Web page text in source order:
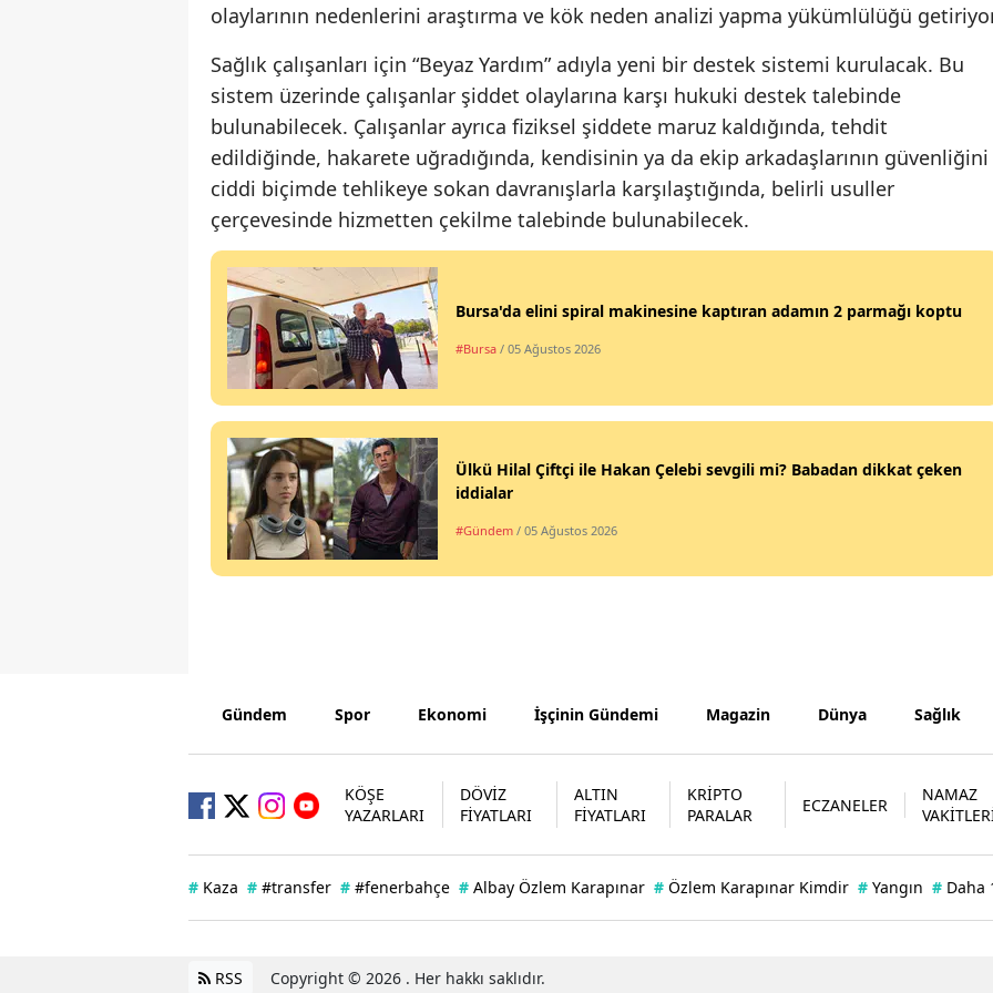
Siirt
Sinop
Sivas
Tekirdağ
Trabzon
Şanlıurfa
Yozgat
Zonguldak
Karaman
Batman
Şırnak
Bartın
olaylarının nedenlerini araştırma ve kök neden analizi yapma yükümlülüğü
Sağlık çalışanları için “Beyaz Yardım” adıyla yeni bir destek sistemi kurulacak. Bu
sistem üzerinde çalışanlar şiddet olaylarına karşı hukuki destek talebinde
bulunabilecek. Çalışanlar ayrıca fiziksel şiddete maruz kaldığında, tehdit
edildiğinde, hakarete uğradığında, kendisinin ya da ekip arkadaşlarının güvenliğini
ciddi biçimde tehlikeye sokan davranışlarla karşılaştığında, belirli usuller
çerçevesinde hizmetten çekilme talebinde bulunabilecek.
Bursa'da elini spiral makinesine kaptıran adamın 2 parmağı koptu
#Bursa / 05 Ağustos 2026
Ülkü Hilal Çiftçi ile Hakan Çelebi sevgili mi? Babadan dikkat çeken
iddialar
#Gündem / 05 Ağustos 2026
Gündem Spor Ekonomi İşçinin Gündemi Magazin Dünya Sağlık
KÖŞE
YAZARLARI
DÖVİZ
FİYATLARI
ALTIN
FİYATLARI
KRİPTO
PARALAR
ECZANELER
NAMAZ
# Kaza # #transfer # #fenerbahçe # Albay Özlem Karapınar # Özlem Karapınar Kimdir # Yangın # Daha
RSS Copyright © 2026 . Her hakkı saklıdır.